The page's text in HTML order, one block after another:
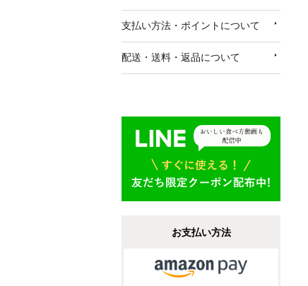
支払い方法・ポイントについて
配送・送料・返品について
お支払い方法